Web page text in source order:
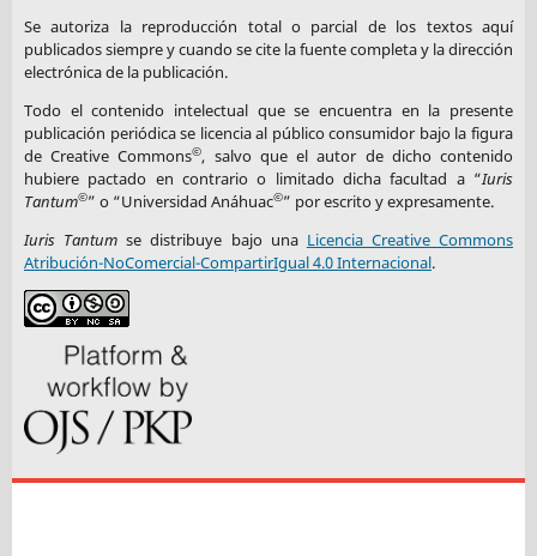
Se autoriza la reproducción total o parcial de los textos aquí
publicados siempre y cuando se cite la fuente completa y la dirección
electrónica de la publicación.
Todo el contenido intelectual que se encuentra en la presente
publicación periódica se licencia al público consumidor bajo la figura
de Creative Commons©, salvo que el autor de dicho contenido
hubiere pactado en contrario o limitado dicha facultad a “Iuris
Tantum©” o “Universidad Anáhuac©” por escrito y expresamente.
Iuris Tantum se distribuye bajo una Licencia Creative Commons
Atribución-NoComercial-CompartirIgual 4.0 Internacional.